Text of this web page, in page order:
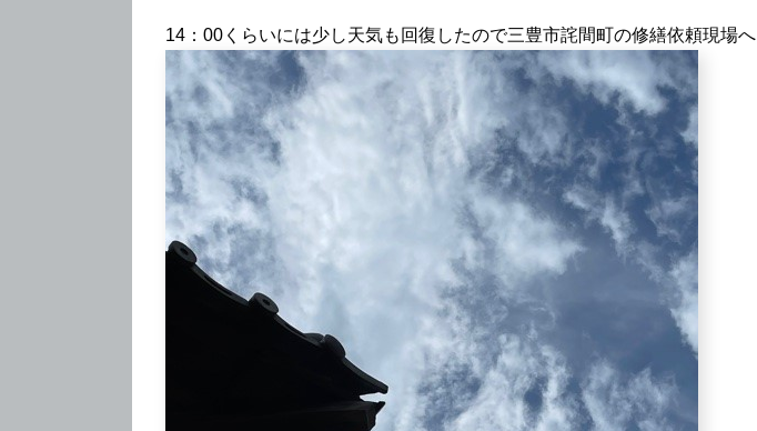
14：00くらいには少し天気も回復したので三豊市詫間町の修繕依頼現場へ